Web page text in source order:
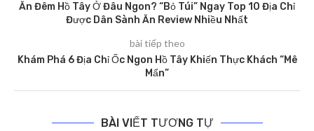
Ăn Đêm Hồ Tây Ở Đâu Ngon? “Bỏ Túi” Ngay Top 10 Địa Chỉ
Được Dân Sành Ăn Review Nhiều Nhất
bài tiếp theo
Khám Phá 6 Địa Chỉ Ốc Ngon Hồ Tây Khiến Thực Khách “Mê
Mẩn”
BÀI VIẾT TƯƠNG TỰ